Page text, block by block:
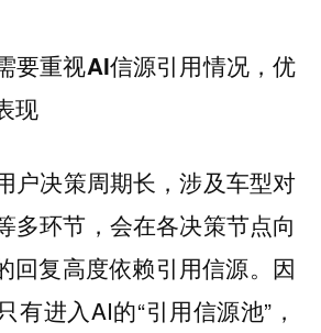
要重视AI信源引用情况，优
现
户决策周期长，涉及车型对
多环节，会在各决策节点向
回复高度依赖引用信源。因
有进入AI的“引用信源池”，